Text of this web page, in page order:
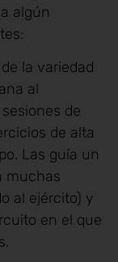
algún
la variedad
al
de
de alta
Las guía un
muchas
al ejército) y
en el que